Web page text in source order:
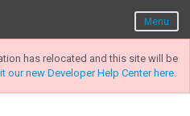
Menu
has relocated and this site will be
our new Developer Help Center here.